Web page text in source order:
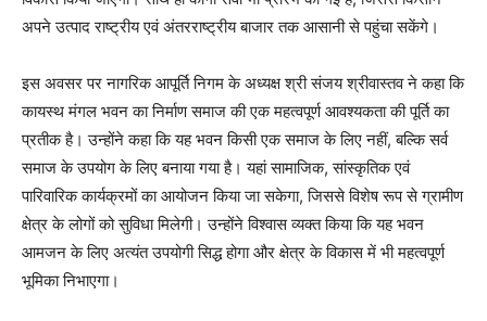
अपने उत्पाद राष्ट्रीय एवं अंतरराष्ट्रीय बाजार तक आसानी से पहुंचा सकेंगे।
इस अवसर पर नागरिक आपूर्ति निगम के अध्यक्ष श्री संजय श्रीवास्तव ने कहा कि
कायस्थ मंगल भवन का निर्माण समाज की एक महत्वपूर्ण आवश्यकता की पूर्ति का
प्रतीक है। उन्होंने कहा कि यह भवन किसी एक समाज के लिए नहीं, बल्कि सर्व
समाज के उपयोग के लिए बनाया गया है। यहां सामाजिक, सांस्कृतिक एवं
पारिवारिक कार्यक्रमों का आयोजन किया जा सकेगा, जिससे विशेष रूप से ग्रामीण
क्षेत्र के लोगों को सुविधा मिलेगी। उन्होंने विश्वास व्यक्त किया कि यह भवन
आमजन के लिए अत्यंत उपयोगी सिद्ध होगा और क्षेत्र के विकास में भी महत्वपूर्ण
भूमिका निभाएगा।